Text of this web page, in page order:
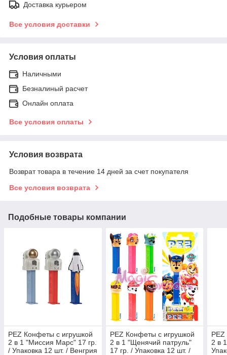
Доставка курьером
Все условия доставки
Условия оплаты
Наличными
Безналиный расчет
Онлайн оплата
Все условия оплаты
Условия возврата
Возврат товара в течение 14 дней за счет покупателя
Все условия возврата
Подобные товары компании
PEZ Конфеты с игрушкой
2 в 1 "Миссия Марс" 17 гр.
/ Упаковка 12 шт. / Венгрия
PEZ Конфеты с игрушкой
2 в 1 "Щенячий патруль"
17 гр. / Упаковка 12 шт. /
2 в